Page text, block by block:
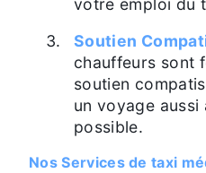
votre emploi du
Soutien
chauffeurs sont
soutien
un voyage aussi
possible.
Nos Services de taxi